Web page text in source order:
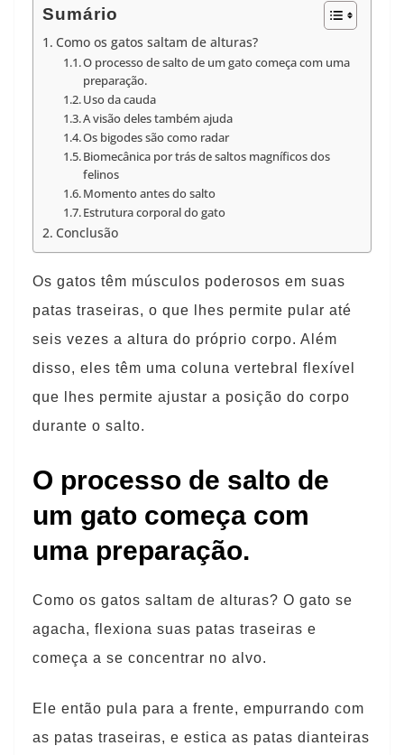
Sumário
Como os gatos saltam de alturas?
O processo de salto de um gato começa com uma
preparação.
Uso da cauda
A visão deles também ajuda
Os bigodes são como radar
Biomecânica por trás de saltos magníficos dos
felinos
Momento antes do salto
Estrutura corporal do gato
Conclusão
Os gatos têm músculos poderosos em suas
patas traseiras, o que lhes permite pular até
seis vezes a altura do próprio corpo. Além
disso, eles têm uma coluna vertebral flexível
que lhes permite ajustar a posição do corpo
durante o salto.
O processo de salto de
um gato começa com
uma preparação.
Como os gatos saltam de alturas? O gato se
agacha, flexiona suas patas traseiras e
começa a se concentrar no alvo.
Ele então pula para a frente, empurrando com
as patas traseiras, e estica as patas dianteiras